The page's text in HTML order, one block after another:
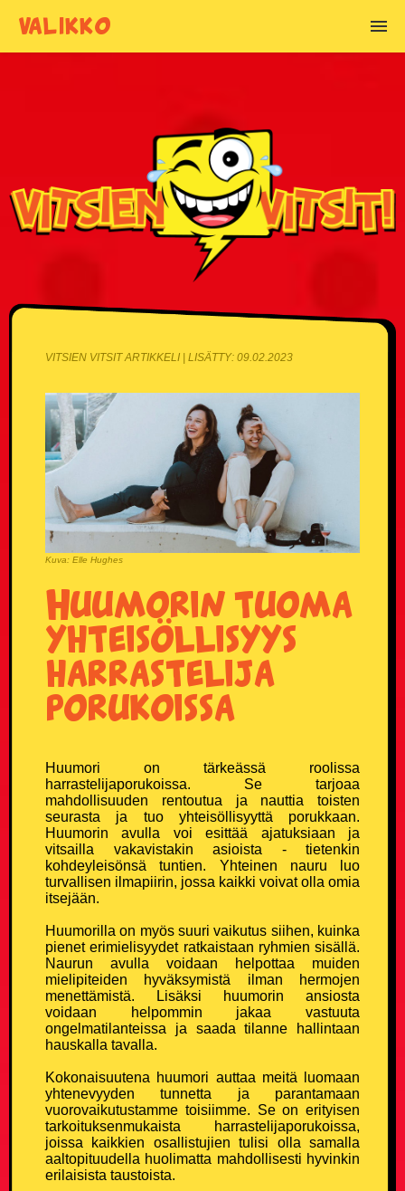
VALIKKO
Armeijavitsit
Donald Trump vitsit
Eläinvitsit
Härskit vitsit
Hölmöläisvitsit
Insinöörivitsit
Japanilaisvitsit
Jonnevitsit
Kasinovitsit
Kouluvitsit
Ladavitsit
Lääkärivitsit
Maalaisvitsit
Mies vs Nainen -vitsit
Miesvitsit
Mitä eroa? -vitsit
Mitä yhteistä? -vitsit
VITSIEN VITSIT ARTIKKELI | LISÄTTY: 09.02.2023
Kuva: Elle Hughes
Huumorin tuoma
yhteisöllisyys
harrastelija
porukoissa
Huumori on tärkeässä roolissa
harrastelijaporukoissa. Se tarjoaa
mahdollisuuden rentoutua ja nauttia toisten
seurasta ja tuo yhteisöllisyyttä porukkaan.
Huumorin avulla voi esittää ajatuksiaan ja
vitsailla vakavistakin asioista - tietenkin
kohdeyleisönsä tuntien. Yhteinen nauru luo
turvallisen ilmapiirin, jossa kaikki voivat olla omia
itsejään.
Huumorilla on myös suuri vaikutus siihen, kuinka
pienet erimielisyydet ratkaistaan ryhmien sisällä.
Naurun avulla voidaan helpottaa muiden
mielipiteiden hyväksymistä ilman hermojen
menettämistä. Lisäksi huumorin ansiosta
voidaan helpommin jakaa vastuuta
ongelmatilanteissa ja saada tilanne hallintaan
hauskalla tavalla.
Kokonaisuutena huumori auttaa meitä luomaan
yhtenevyyden tunnetta ja parantamaan
vuorovaikutustamme toisiimme. Se on erityisen
tarkoituksenmukaista harrastelijaporukoissa,
joissa kaikkien osallistujien tulisi olla samalla
aaltopituudella huolimatta mahdollisesti hyvinkin
erilaisista taustoista.